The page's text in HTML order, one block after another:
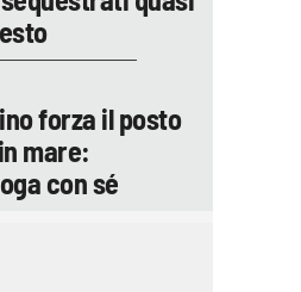
forza il posto
mare:
con sé